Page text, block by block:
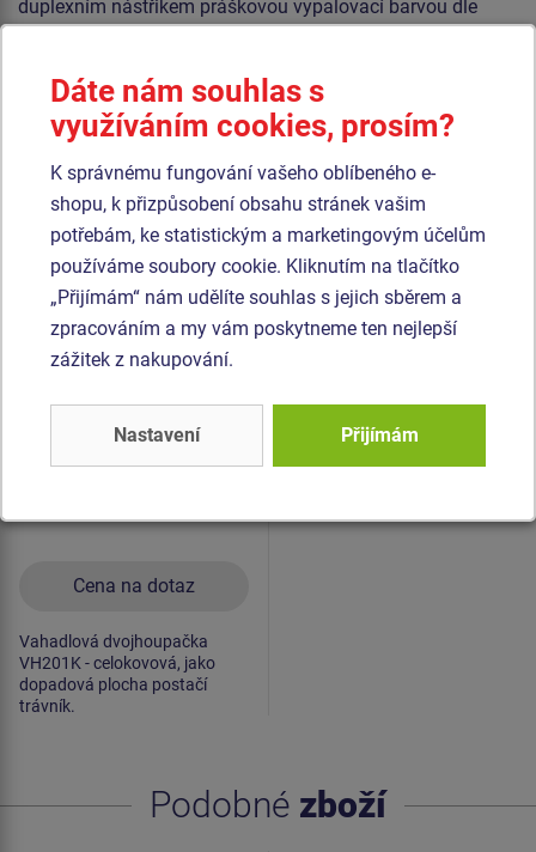
duplexním nástřikem práškovou vypalovací barvou dle
pryžovými dorazy. Veškerý spojovací materiál je
pozinkovaný nebo nerezový.
Podobnézboží
Produkt - VH-201K-10
Vahadlová
dvojhoupačka VH201K
- celokovová
Cena na dotaz
Vahadlová dvojhoupačka
VH201K - celokovová, jako
dopadová plocha postačí
trávník.
Podobné zboží
Dáte nám souhlas s
využíváním cookies, prosím?
K správnému fungování vašeho oblíbeného e-
shopu, k přizpůsobení obsahu stránek vašim
potřebám, ke statistickým a marketingovým účelům
používáme soubory cookie. Kliknutím na tlačítko
„Přijímám“ nám udělíte souhlas s jejich sběrem a
zpracováním a my vám poskytneme ten nejlepší
zážitek z nakupování.
Nastavení Přijímám